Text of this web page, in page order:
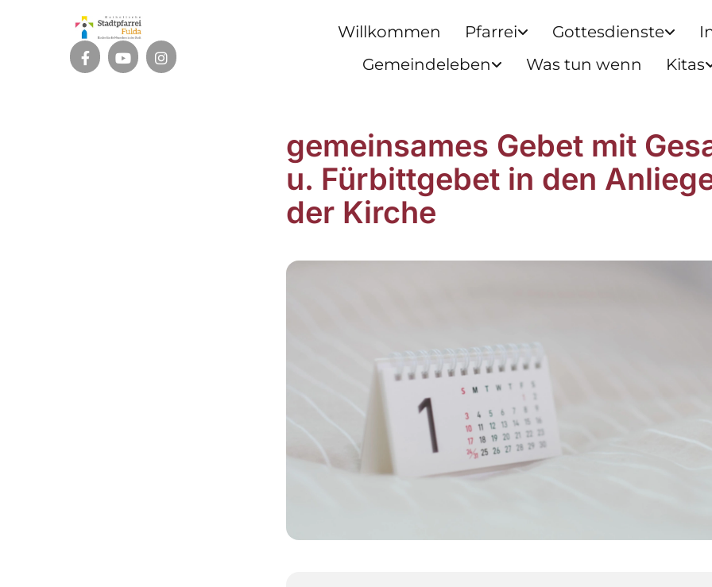
Willkommen Pfarrei Gottesdienste
Gemeindeleben
Was tun wenn Kitas
gemeinsames Gebet mit
u. Fürbittgebet in den
der Kirche